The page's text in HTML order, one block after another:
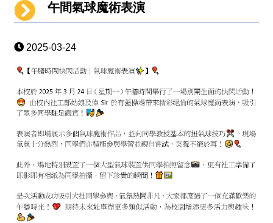
午間氣球魔術表演
2025-03-24